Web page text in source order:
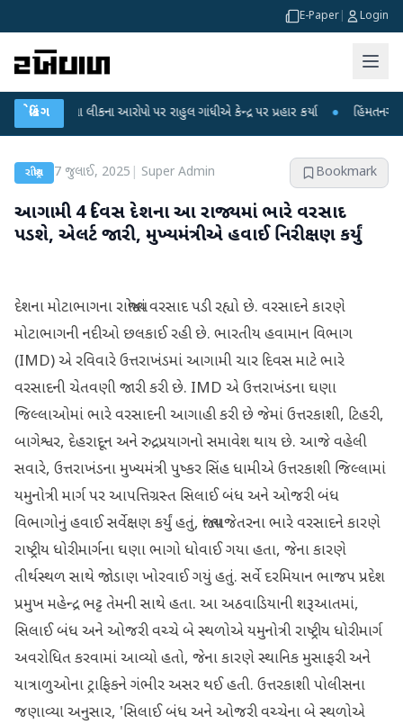
E-Paper Login
બ્રેકિંગ
લીકના આરોપો પર રાહુલ ગાંધીએ કેન્દ્ર પર પ્રહાર કર્યા ● હિંમતનગરમાં રહસ્યમય
રાષ્ટ્રીય 7 જુલાઈ, 2025 Super Admin Bookmark
આગામી 4 દિવસ દેશના આ રાજ્યમાં ભારે વરસાદ
પડશે, એલર્ટ જારી, મુખ્યમંત્રીએ હવાઈ નિરીક્ષણ કર્યું
દેશના મોટાભાગના રાજ્યોમાં વરસાદ પડી રહ્યો છે. વરસાદને કારણે
મોટાભાગની નદીઓ છલકાઈ રહી છે. ભારતીય હવામાન વિભાગ
(IMD) એ રવિવારે ઉત્તરાખંડમાં આગામી ચાર દિવસ માટે ભારે
વરસાદની ચેતવણી જારી કરી છે. IMD એ ઉત્તરાખંડના ઘણા
જિલ્લાઓમાં ભારે વરસાદની આગાહી કરી છે જેમાં ઉત્તરકાશી, ટિહરી,
બાગેશ્વર, દેહરાદૂન અને રુદ્રપ્રયાગનો સમાવેશ થાય છે. આજે વહેલી
સવારે, ઉત્તરાખંડના મુખ્યમંત્રી પુષ્કર સિંહ ધામીએ ઉત્તરકાશી જિલ્લામાં
યમુનોત્રી માર્ગ પર આપત્તિગ્રસ્ત સિલાઈ બંધ અને ઓજરી બંધ
વિભાગોનું હવાઈ સર્વેક્ષણ કર્યું હતું, જ્યાં તાજેતરના ભારે વરસાદને કારણે
રાષ્ટ્રીય ધોરીમાર્ગના ઘણા ભાગો ધોવાઈ ગયા હતા, જેના કારણે
તીર્થસ્થળ સાથે જોડાણ ખોરવાઈ ગયું હતું. સર્વે દરમિયાન ભાજપ પ્રદેશ
પ્રમુખ મહેન્દ્ર ભટ્ટ તેમની સાથે હતા. આ અઠવાડિયાની શરૂઆતમાં,
સિલાઈ બંધ અને ઓજરી વચ્ચે બે સ્થળોએ યમુનોત્રી રાષ્ટ્રીય ધોરીમાર્ગ
અવરોધિત કરવામાં આવ્યો હતો, જેના કારણે સ્થાનિક મુસાફરી અને
યાત્રાળુઓના ટ્રાફિકને ગંભીર અસર થઈ હતી. ઉત્તરકાશી પોલીસના
જણાવ્યા અનુસાર, 'સિલાઈ બંધ અને ઓજરી વચ્ચેના બે સ્થળોએ